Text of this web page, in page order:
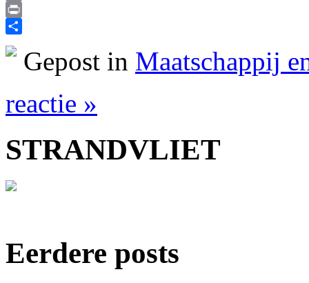
Email
Print
Gepost in Maatschappij
reactie »
STRANDVLIET
Eerdere posts